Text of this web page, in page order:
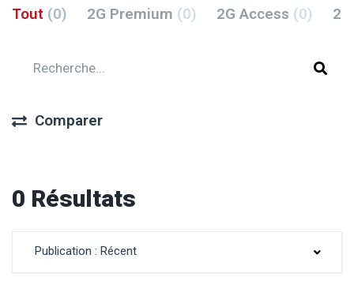
Tout (0) 2G Premium (0) 2G Access (0)
Comparer
0 Résultats
Publication : Récent